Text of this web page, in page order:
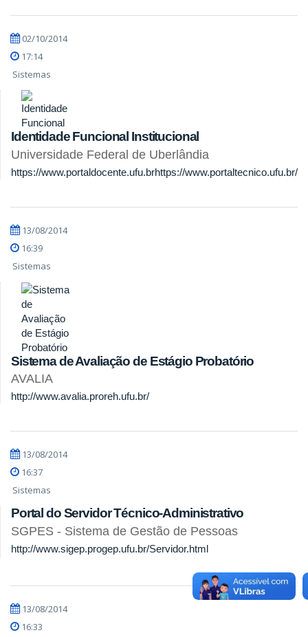
02/10/2014
17:14
Sistemas
Identidade Funcional Institucional
Universidade Federal de Uberlândia
https://www.portaldocente.ufu.brhttps://www.portaltecnico.ufu.br/
13/08/2014
16:39
Sistemas
Sistema de Avaliação de Estágio Probatório
AVALIA
http://www.avalia.proreh.ufu.br/
13/08/2014
16:37
Sistemas
Portal do Servidor Técnico-Administrativo
SGPES - Sistema de Gestão de Pessoas
http://www.sigep.progep.ufu.br/Servidor.html
13/08/2014
16:33